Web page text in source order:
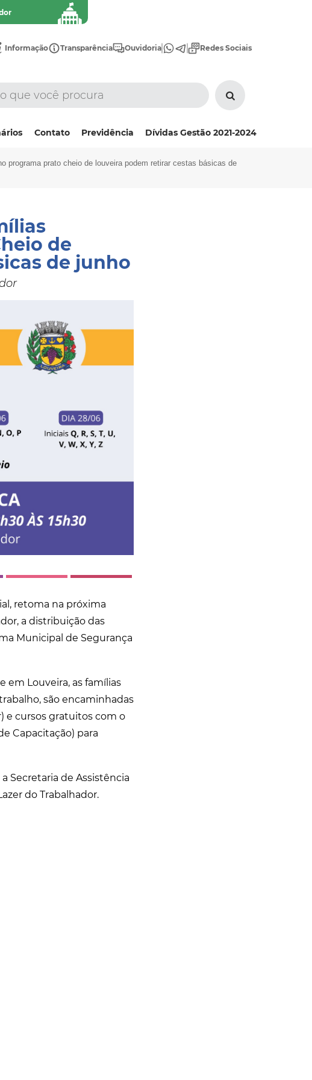
Informação Transparência Ouvidoria Redes Sociais
Contato Previdência Dívidas Gestão 2021-2024
programa prato cheio de louveira podem retirar cestas básicas de
de
de junho
retoma na próxima
a distribuição das
Municipal de Segurança
em Louveira, as famílias
são encaminhadas
e cursos gratuitos com o
Capacitação) para
Secretaria de Assistência
do Trabalhador.